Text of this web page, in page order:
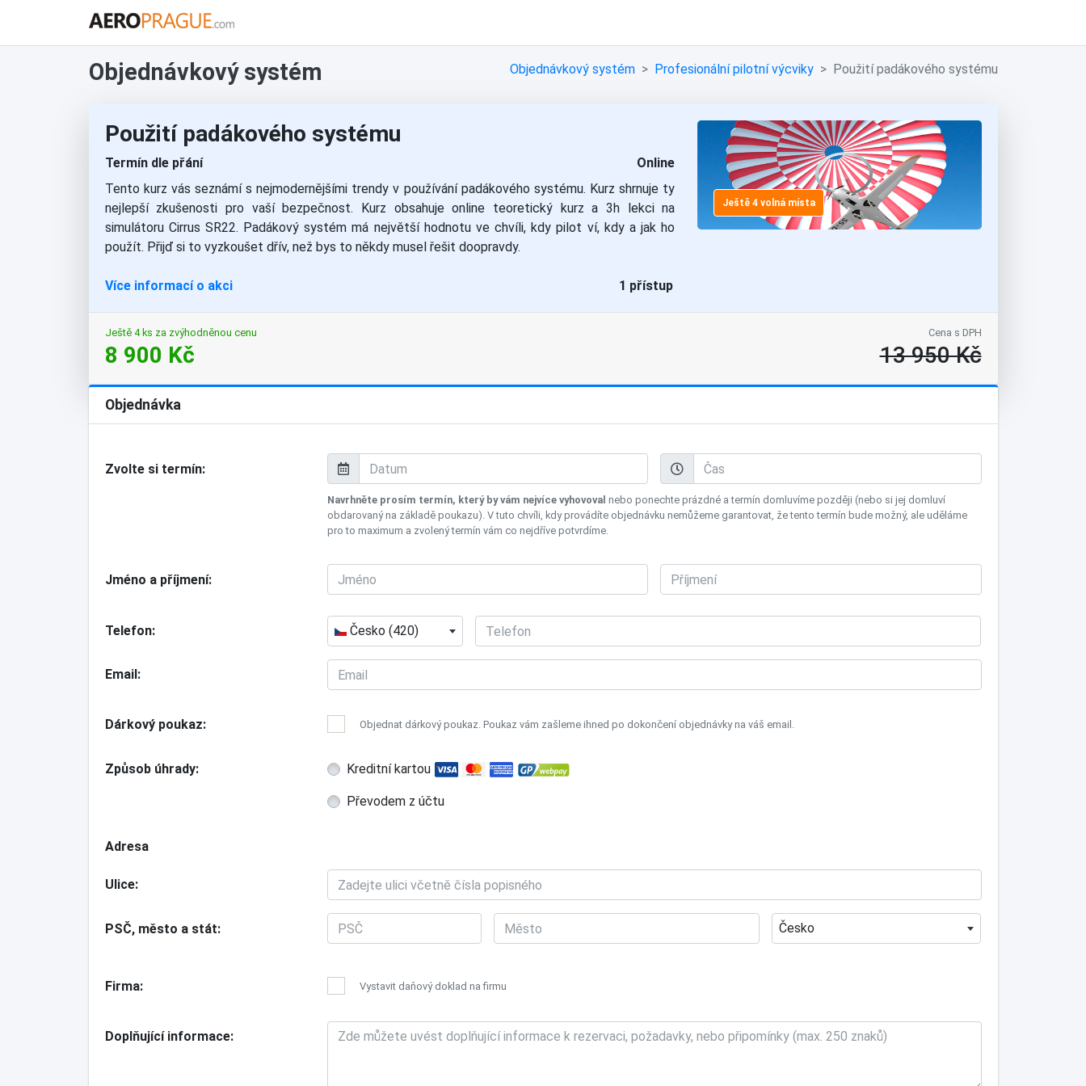
Objednávkový systém Objednávkový systém Profesionální pilotní výcviky Použití padákového systému
Použití padákového systému
Termín dle přání
Online
Tento kurz vás seznámí s nejmodernějšími trendy v používání padákového systému. Kurz shrnuje ty
nejlepší zkušenosti pro vaší bezpečnost. Kurz obsahuje online teoretický kurz a 3h lekci na
simulátoru Cirrus SR22. Padákový systém má největší hodnotu ve chvíli, kdy pilot ví, kdy a jak ho
použít. Přijď si to vyzkoušet dřív, než bys to někdy musel řešit doopravdy.
Více informací o akci 1 přístup
Ještě 4 volná místa
Ještě 4 ks za zvýhodněnou cenu
8 900 Kč
Cena s DPH
13 950 Kč
Objednávka
Zvolte si termín
Navrhněte prosím termín, který by vám nejvíce vyhovoval nebo ponechte prázdné a termín domluvíme později (nebo si jej domluví
obdarovaný na základě poukazu). V tuto chvíli, kdy provádíte objednávku nemůžeme garantovat, že tento termín bude možný, ale uděláme
pro to maximum a zvolený termín vám co nejdříve potvrdíme.
Jméno a příjmení
Telefon Česko (420)
Email
Dárkový poukaz Objednat dárkový poukaz. Poukaz vám zašleme ihned po dokončení objednávky na váš email.
Způsob úhrady Kreditní kartou
Převodem z účtu
Adresa
Ulice
PSČ, město a stát Česko
Firma Vystavit daňový doklad na firmu
Doplňující informace